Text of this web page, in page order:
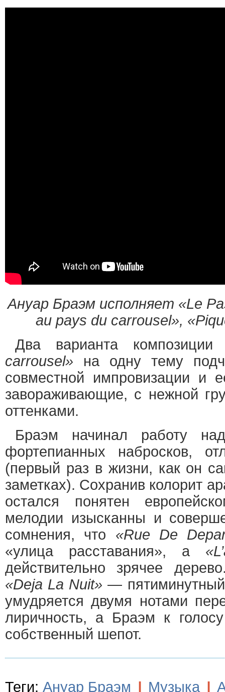
Ануар Браэм исполняет «Le
au pays du carrousel»,
Два варианта
carrousel» на одну тему
совместной импровизации и
завораживающие, с нежной
оттенками.
Браэм начинал работу
фортепианных набросков,
(первый раз в жизни, как он
заметках). Сохранив колорит
остался понятен
мелодии изысканны и
сомнения, что «Rue De
«улица расставания», а
действительно зрячее
«Dejа La Nuit» —
умудряется двумя нотами
лиричность, а Браэм к
собственный шепот.
Теги: Ануар Браэм | Музыка |